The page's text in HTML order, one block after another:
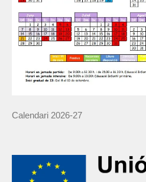
Calendari 2026-27